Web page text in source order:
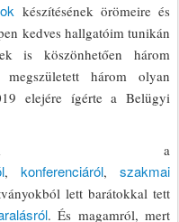
készítésének örömeire és
kedves hallgatóim tunikán
is köszönhetően három
három olyan
elejére ígérte a Belügyi
a
, konferenciáról, szakmai
lett barátokkal tett
. És magamról, mert